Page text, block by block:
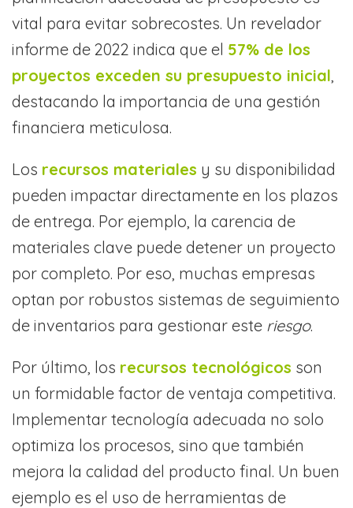
vital para evitar sobrecostes. Un revelador
informe de 2022 indica que el 57% de los
proyectos exceden su presupuesto inicial,
destacando la importancia de una gestión
financiera meticulosa.
Los recursos materiales y su disponibilidad
pueden impactar directamente en los plazos
de entrega. Por ejemplo, la carencia de
materiales clave puede detener un proyecto
por completo. Por eso, muchas empresas
optan por robustos sistemas de seguimiento
de inventarios para gestionar este riesgo.
Por último, los recursos tecnológicos son
un formidable factor de ventaja competitiva.
Implementar tecnología adecuada no solo
optimiza los procesos, sino que también
mejora la calidad del producto final. Un buen
ejemplo es el uso de herramientas de